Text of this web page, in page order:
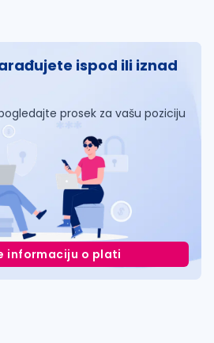
ispod ili iznad
prosek za vašu poziciju
informaciju o plati